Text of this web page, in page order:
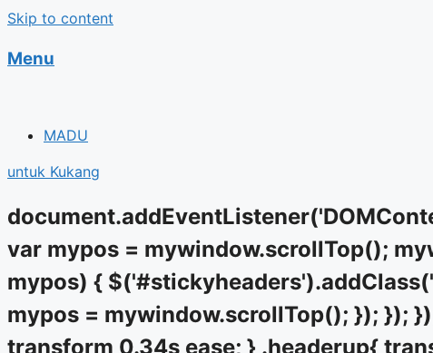
Skip to content
Menu
MADU
untuk Kukang
var mypos = mywindow.scrollTop();
mypos) {
mypos = mywindow.scrollTop(); }); });
transform 0.34s ease; } .headerup{